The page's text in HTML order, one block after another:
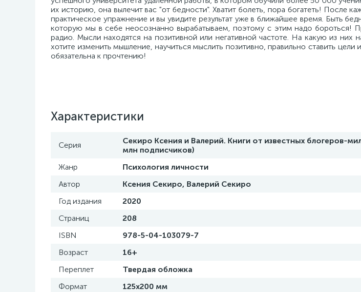
их историю, она вылечит вас "от бедности". Хватит болеть, пора богатеть! После
практическое упражнение и вы увидите результат уже в ближайшее время. Быть
которую мы в себе неосознанно вырабатываем, поэтому с этим надо бороться!
радио. Мысли находятся на позитивной или негативной частоте. На какую из них
хотите изменить мышление, научиться мыслить позитивно, правильно ставить цели
обязательна к прочтению!
Характеристики
Серия
Секиро Ксения и Валерий. Книги от известных блогеров-
млн подписчиков)
Жанр
Психология личности
Автор
Ксения Секиро, Валерий Секиро
Год издания
2020
Страниц
208
ISBN
978-5-04-103079-7
Возраст
16+
Переплет
Твердая обложка
Формат
125x200 мм